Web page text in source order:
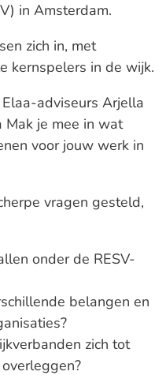
in Amsterdam.
zich in, met
kernspelers in de wijk.
adviseurs Arjella
Mak je mee in wat
voor jouw werk in
vragen gesteld,
onder de RESV-
belangen en
zich tot